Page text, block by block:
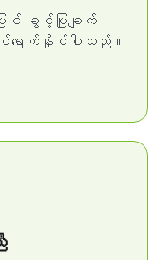
ြင် ခွင့်ပြုချက်
၀င်ရောက်နိုင်ပါသည်။